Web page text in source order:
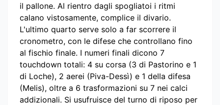
il pallone. Al rientro dagli spogliatoi i ritmi
calano vistosamente, complice il divario.
L'ultimo quarto serve solo a far scorrere il
cronometro, con le difese che controllano fino
al fischio finale. I numeri finali dicono 7
touchdown totali: 4 su corsa (3 di Pastorino e 1
di Loche), 2 aerei (Piva-Dessì) e 1 della difesa
(Melis), oltre a 6 trasformazioni su 7 nei calci
addizionali. Si usufruisce del turno di riposo per